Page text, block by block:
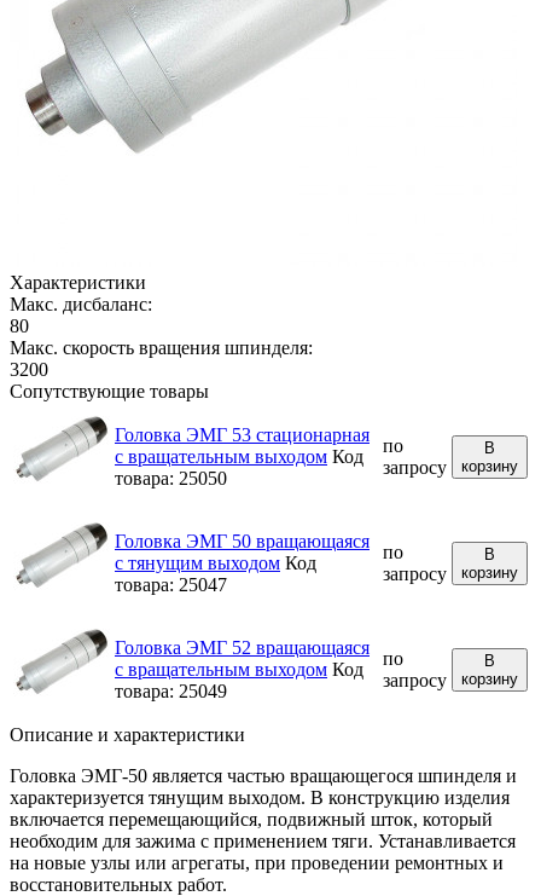
Характеристики
Макс. дисбаланс:
80
Макс. скорость вращения шпинделя:
3200
Сопутствующие товары
Головка ЭМГ 53 стационарная
с вращательным выходом Код
товара: 25050
по
запросу
В
корзину
Головка ЭМГ 50 вращающаяся
с тянущим выходом Код
товара: 25047
по
запросу
В
корзину
Головка ЭМГ 52 вращающаяся
с вращательным выходом Код
товара: 25049
по
запросу
В
корзину
Описание и характеристики
Головка ЭМГ-50 является частью вращающегося шпинделя и
характеризуется тянущим выходом. В конструкцию изделия
включается перемещающийся, подвижный шток, который
необходим для зажима с применением тяги. Устанавливается
на новые узлы или агрегаты, при проведении ремонтных и
восстановительных работ.